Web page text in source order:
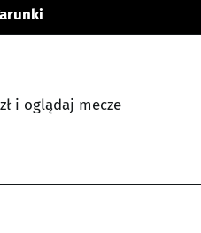
i oglądaj mecze